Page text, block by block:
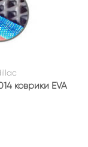
коврики EVA